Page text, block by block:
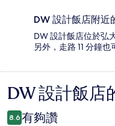
DW 設計飯店附近
DW 設計飯店位於弘
另外，走路 11 分鐘也
評
論
DW 設計飯店
8.6 有夠讚